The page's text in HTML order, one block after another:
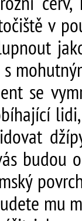
v
s
se
budou
mu